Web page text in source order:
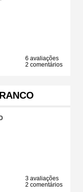
6 avaliações
2 comentários
3 avaliações
2 comentários